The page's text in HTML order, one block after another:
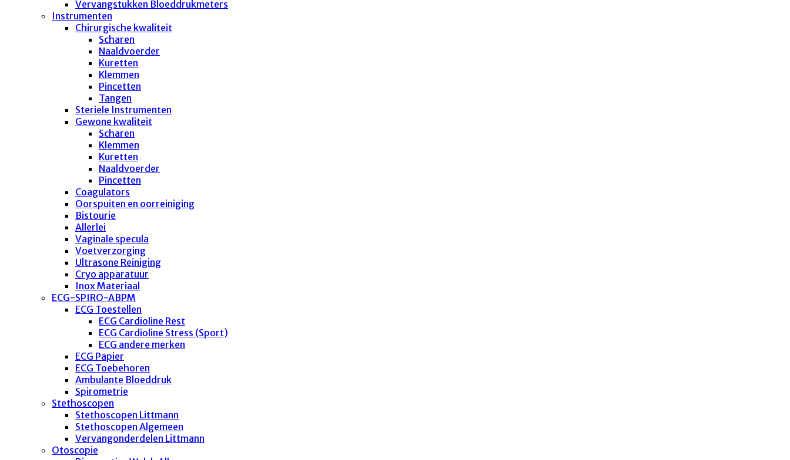
Vervangstukken Bloeddrukmeters
Instrumenten
Chirurgische kwaliteit
Scharen
Naaldvoerder
Kuretten
Klemmen
Pincetten
Tangen
Steriele Instrumenten
Gewone kwaliteit
Scharen
Klemmen
Kuretten
Naaldvoerder
Pincetten
Coagulators
Oorspuiten en oorreiniging
Bistourie
Allerlei
Vaginale specula
Voetverzorging
Ultrasone Reiniging
Cryo apparatuur
Inox Materiaal
ECG-SPIRO-ABPM
ECG Toestellen
ECG Cardioline Rest
ECG Cardioline Stress (Sport)
ECG andere merken
ECG Papier
ECG Toebehoren
Ambulante Bloeddruk
Spirometrie
Stethoscopen
Stethoscopen Littmann
Stethoscopen Algemeen
Vervangonderdelen Littmann
Otoscopie